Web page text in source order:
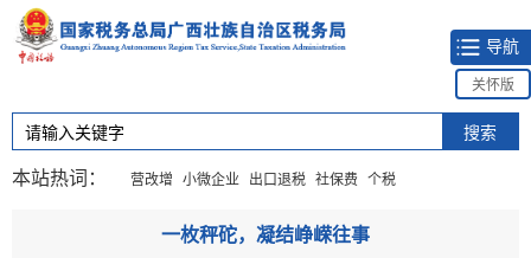
导航
关怀版
本站热词： 营改增 小微企业 出口退税 社保费 个税
一枚秤砣，凝结峥嵘往事